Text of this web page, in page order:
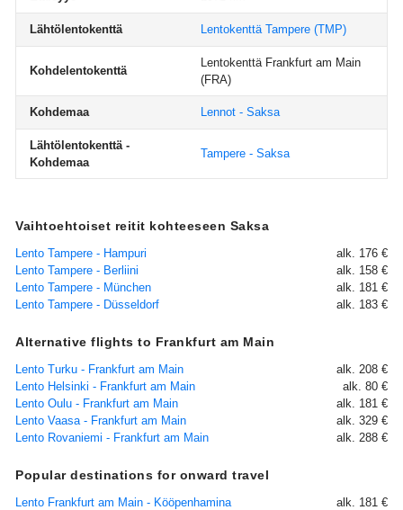
Lähtölentokenttä Lentokenttä Tampere (TMP)
Kohdelentokenttä
Lentokenttä Frankfurt am Main
(FRA)
Kohdemaa Lennot - Saksa
Lähtölentokenttä -
Kohdemaa
Tampere - Saksa
Vaihtoehtoiset reitit kohteeseen Saksa
Lento Tampere - Hampuri
alk. 176 €
Lento Tampere - Berliini
alk. 158 €
Lento Tampere - München
alk. 181 €
Lento Tampere - Düsseldorf
alk. 183 €
Alternative flights to Frankfurt am Main
Lento Turku - Frankfurt am Main
alk. 208 €
Lento Helsinki - Frankfurt am Main
alk. 80 €
Lento Oulu - Frankfurt am Main
alk. 181 €
Lento Vaasa - Frankfurt am Main
alk. 329 €
Lento Rovaniemi - Frankfurt am Main
alk. 288 €
Popular destinations for onward travel
Lento Frankfurt am Main - Kööpenhamina
alk. 181 €